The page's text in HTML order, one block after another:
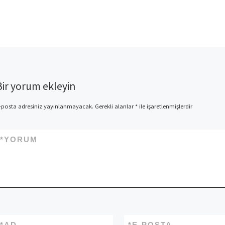
yorum ekleyin
posta adresiniz yayınlanmayacak. Gerekli alanlar*ile işaretlenmişlerdir
YORUM
*